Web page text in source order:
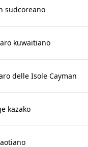
sudcoreano
kuwaitiano
delle Isole Cayman
kazako